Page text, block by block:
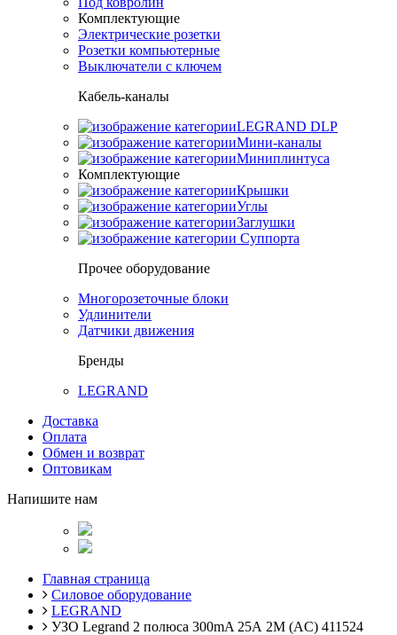
Комплектующие
Электрические розетки
Розетки компьютерные
Выключатели с ключем
Кабель-каналы
LEGRAND DLP
Мини-каналы
Миниплинтуса
Комплектующие
Крышки
Углы
Заглушки
Суппорта
Прочее оборудование
Многорозеточные блоки
Удлинители
Датчики движения
Бренды
LEGRAND
Доставка
Оплата
Обмен и возврат
Оптовикам
Напишите нам
Главная страница
Силовое оборудование
LEGRAND
УЗО Legrand 2 полюса 300mA 25А 2М (AC) 411524